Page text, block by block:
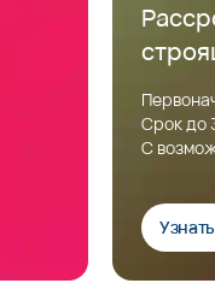
Срок до
С